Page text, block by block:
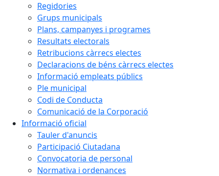
Regidories
Grups municipals
Plans, campanyes i programes
Resultats electorals
Retribucions càrrecs electes
Declaracions de béns càrrecs electes
Informació empleats públics
Ple municipal
Codi de Conducta
Comunicació de la Corporació
Informació oficial
Tauler d'anuncis
Participació Ciutadana
Convocatoria de personal
Normativa i ordenances